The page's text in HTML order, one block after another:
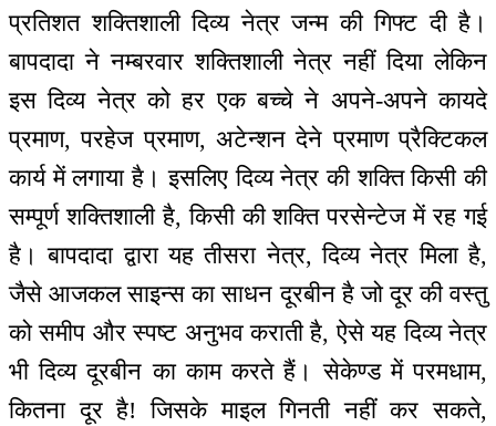
प्रतिशत शक्तिशाली दिव्य नेत्र जन्म की गिफ्ट दी है।
बापदादा ने नम्बरवार शक्तिशाली नेत्र नहीं दिया लेकिन
इस दिव्य नेत्र को हर एक बच्चे ने अपने-अपने कायदे
प्रमाण, परहेज प्रमाण, अटेन्शन देने प्रमाण प्रैक्टिकल
कार्य में लगाया है। इसलिए दिव्य नेत्र की शक्ति किसी की
सम्पूर्ण शक्तिशाली है, किसी की शक्ति परसेन्टेज में रह गई
है। बापदादा द्वारा यह तीसरा नेत्र, दिव्य नेत्र मिला है,
जैसे आजकल साइन्स का साधन दूरबीन है जो दूर की वस्तु
को समीप और स्पष्ट अनुभव कराती है, ऐसे यह दिव्य नेत्र
भी दिव्य दूरबीन का काम करते हैं। सेकेण्ड में परमधाम,
कितना दूर है! जिसके माइल गिनती नहीं कर सकते,